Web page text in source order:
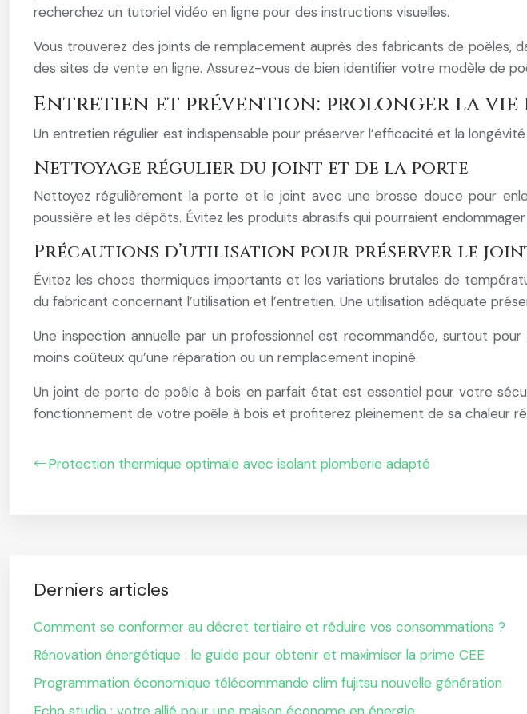
recherchez un tutoriel vidéo en ligne pour des instructions visuelles.
Vous trouverez des joints de remplacement auprès des fabricants de poêles,
des sites de vente en ligne. Assurez-vous de bien identifier votre modèle de
Entretien et prévention: prolonger la
Un entretien régulier est indispensable pour préserver l’efficacité et la
Nettoyage régulier du joint et de la porte
Nettoyez régulièrement la porte et le joint avec une brosse douce pour
poussière et les dépôts. Évitez les produits abrasifs qui pourraient
Précautions d’utilisation pour préserver le
Évitez les chocs thermiques importants et les variations brutales de
du fabricant concernant l’utilisation et l’entretien. Une utilisation adéquate
Une inspection annuelle par un professionnel est recommandée, surtout
moins coûteux qu’une réparation ou un remplacement inopiné.
Un joint de porte de poêle à bois en parfait état est essentiel pour votre
fonctionnement de votre poêle à bois et profiterez pleinement de sa chaleur
Protection thermique optimale avec isolant plomberie adapté
Derniers articles
Comment se conformer au décret tertiaire et réduire vos consommations ?
Rénovation énergétique : le guide pour obtenir et maximiser la prime CEE
Programmation économique télécommande clim fujitsu nouvelle génération